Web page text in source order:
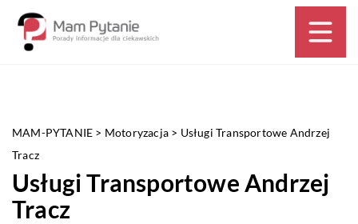
MAM-PYTANIE > Motoryzacja > Usługi Transportowe Andrzej
Tracz
Usługi Transportowe Andrzej
Tracz